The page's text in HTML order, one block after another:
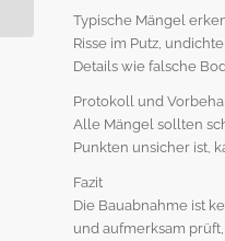
Typische Mängel
Risse im Putz,
Details wie falsche
Protokoll und
Alle Mängel sollten
Punkten unsicher ist,
Fazit
Die Bauabnahme ist
und aufmerksam
und was Käufer
beachten...